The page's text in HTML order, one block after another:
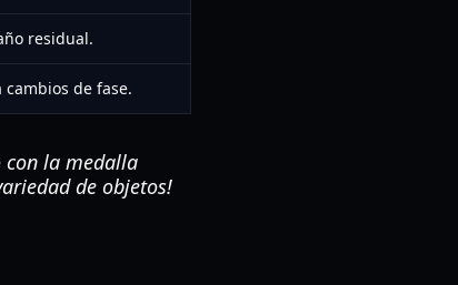
residual.
de fase.
con la medalla
de objetos!